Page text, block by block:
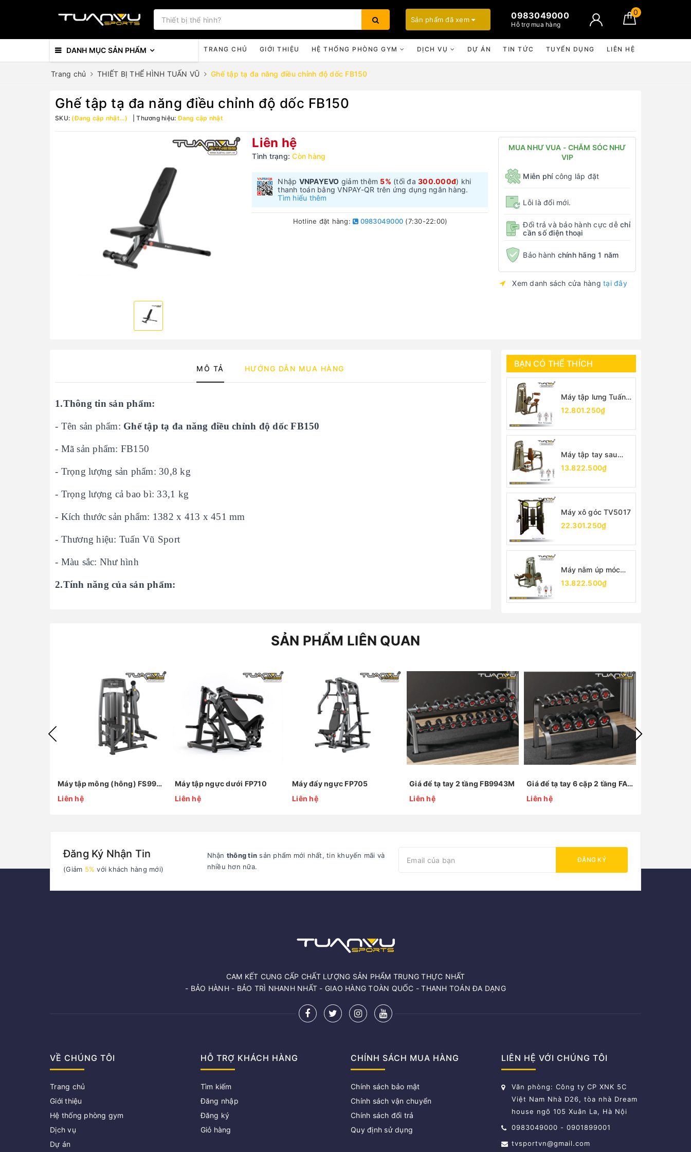
Sản phẩm đã xem 0983049000
Hỗ trợ mua hàng
0
DANH MỤC SẢN PHẨM TRANG CHỦ GIỚI THIỆU HỆ THỐNG PHÒNG GYM DỊCH VỤ DỰ ÁN TIN TỨC TUYỂN DỤNG LIÊN HỆ
Trang chủ THIẾT BỊ THỂ HÌNH TUẤN VŨ Ghế tập tạ đa năng điều chỉnh độ dốc FB150
Ghế tập tạ đa năng điều chỉnh độ dốc FB150
SKU: (Đang cập nhật...) Thương hiệu:Đang cập nhật
Liên hệ
Tình trạng: Còn hàng
Nhập VNPAYEVO giảm thêm 5% (tối đa300.000đ) khi
thanh toán bằng VNPAY-QR trên ứng dụng ngân hàng.
Tìm hiểu thêm
Hotline đặt hàng: 0983049000 (7:30-22:00)
MUA NHƯ VUA - CHĂM SÓC NHƯ
VIP
Miễn phícông lắp đặt
Lỗi là đổi mới.
Đổi trả và bảo hành cực dễchỉ
cần số điện thoại
Bảo hành chính hãng 1 năm
Xem danh sách cửa hàngtại đây
MÔ TẢ HƯỚNG DẪN MUA HÀNG
1.Thông tin sản phẩm:
- Tên sản phẩm: Ghế tập tạ đa năng điều chỉnh độ dốc FB150
- Mã sản phẩm: FB150
- Trọng lượng sản phẩm: 30,8 kg
- Trọng lượng cả bao bì: 33,1 kg
- Kích thước sản phẩm: 1382 x 413 x 451 mm
- Thương hiệu: Tuấn Vũ Sport
- Màu sắc: Như hình
2.Tính năng của sản phẩm:
BẠN CÓ THỂ THÍCH
Máy tập lưng Tuấn
Vũ
12.801.250₫
Máy tập tay sau
TV5026
13.822.500₫
Máy xô góc TV5017
22.301.250₫
Máy nằm úp móc
chân TV5001
13.822.500₫
SẢN PHẨM LIÊN QUAN
Máy tập mông (hông) FS9936
Liên hệ
Máy tập ngực dưới FP710
Liên hệ
Máy đẩy ngực FP705
Liên hệ
Giá để tạ tay 2 tầng FB9943M
Liên hệ
Giá để tạ tay 6 cặp 2 tầng FA110
Liên hệ
Đăng Ký Nhận Tin
(Giảm 5% với khách hàng mới)
Nhận thông tin sản phẩm mới nhất, tin khuyến mãi và
nhiều hơn nữa.
ĐĂNG KÝ
CAM KẾT CUNG CẤP CHẤT LƯỢNG SẢN PHẨM TRUNG THỰC NHẤT
- BẢO HÀNH - BẢO TRÌ NHANH NHẤT - GIAO HÀNG TOÀN QUỐC - THANH TOÁN ĐA DẠNG
VỀ CHÚNG TÔI
Trang chủ
Giới thiệu
Hệ thống phòng gym
Dịch vụ
Dự án
HỖ TRỢ KHÁCH HÀNG
Tìm kiếm
Đăng nhập
Đăng ký
Giỏ hàng
CHÍNH SÁCH MUA HÀNG
Chính sách bảo mật
Chính sách vận chuyển
Chính sách đổi trả
Quy định sử dụng
LIÊN HỆ VỚI CHÚNG TÔI
Văn phòng: Công ty CP XNK 5C
Việt Nam Nhà D26, tòa nhà Dream
house ngõ 105 Xuân La, Hà Nội
0983049000 - 0901899001
tvsportvn@gmail.com